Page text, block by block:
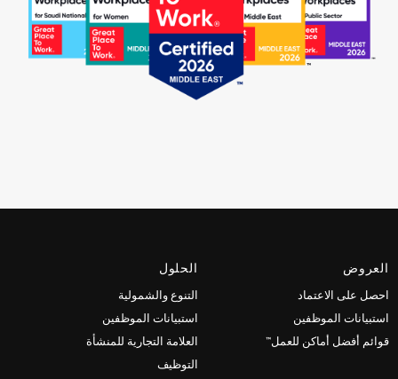
العروض
احصل على الاعتماد
استبيانات الموظفين
قوائم أفضل أماكن للعمل™
الحلول
التنوع والشمولية
استبيانات الموظفين
العلامة التجارية للمنشأة
التوظيف